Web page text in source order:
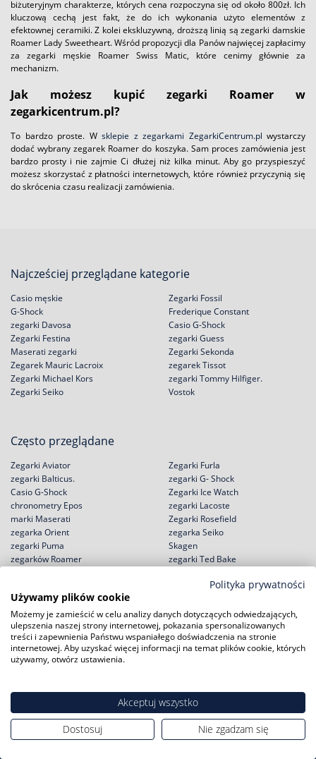
biżuteryjnym charakterze, których cena rozpoczyna się od około 800zł. Ich
kluczową cechą jest fakt, że do ich wykonania użyto elementów z
efektownej ceramiki. Z kolei ekskluzywną, droższą linią są zegarki damskie
Roamer Lady Sweetheart. Wśród propozycji dla Panów najwięcej zapłacimy
za zegarki męskie Roamer Swiss Matic, które cenimy głównie za
mechanizm.
Jak możesz kupić zegarki Roamer w
zegarkicentrum.pl?
To bardzo proste. W sklepie z zegarkami ZegarkiCentrum.pl wystarczy
dodać wybrany zegarek Roamer do koszyka. Sam proces zamówienia jest
bardzo prosty i nie zajmie Ci dłużej niż kilka minut. Aby go przyspieszyć
możesz skorzystać z płatności internetowych, które również przyczynią się
do skrócenia czasu realizacji zamówienia.
Najcześciej przeglądane kategorie
Casio męskie
G-Shock
zegarki Davosa
Zegarki Festina
Zegarki Fossil
Frederique Constant
Casio G-Shock
zegarki Guess
Maserati zegarki
Zegarek Mauric Lacroix
Zegarki Michael Kors
Zegarki Seiko
Zegarki Sekonda
zegarek Tissot
zegarki Tommy Hilfiger.
Vostok
Często przeglądane
Zegarki Aviator
zegarki Balticus.
Casio G-Shock
chronometry Epos
Zegarki Furla
zegarki G- Shock
Zegarki Ice Watch
zegarki Lacoste
marki Maserati
zegarka Orient
zegarki Puma
zegarków Roamer
Zegarki Rosefield
zegarka Seiko
Skagen
zegarki Ted Bake
Zakupy
Zwroty i wymiany
Negocjacja ceny
Pomoc
Reklamacje
Serwisy zegarków
Zużyty sprzęt
Polityka prywatności
Używamy plików cookie
Możemy je zamieścić w celu analizy danych dotyczących odwiedzających,
ulepszenia naszej strony internetowej, pokazania spersonalizowanych
treści i zapewnienia Państwu wspaniałego doświadczenia na stronie
internetowej. Aby uzyskać więcej informacji na temat plików cookie, których
używamy, otwórz ustawienia.
Akceptuj wszystko
Dostosuj
Nie zgadzam się